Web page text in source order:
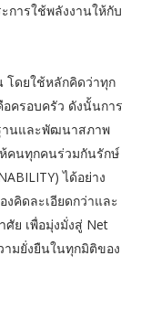
การใช้พลังงานให้กับ
โดยใช้หลักคิดว่าทุก
ครอบครัว ดังนั้นการ
านและพัฒนาสภาพ
ห้คนทุกคนร่วมกันรักษ์
ได้อย่าง
งคิดละเอียดกว่าและ
ย เพื่อมุ่งมั่งสู่ Net
มยั่งยืนในทุกมิติของ